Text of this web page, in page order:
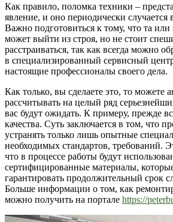
Как правило, поломка техники –
явление, и оно периодически случается
Важно подготовиться к тому, что та
может выйти из строя, но не стоит
расстраиваться, так как всегда можно
в специализированный сервисный
настоящие профессионалы своего дела.
Как только, вы сделаете это, то можете
рассчитывать на целый ряд
вас будут ожидать. К примеру, прежде
качества. Суть заключается в том, что
устранять только лишь опытные
необходимых стандартов, требований.
что в процессе работы будут
сертифицированные материалы,
гарантировать продолжительный срок
Больше информации о том, как
можно получить на портале https://